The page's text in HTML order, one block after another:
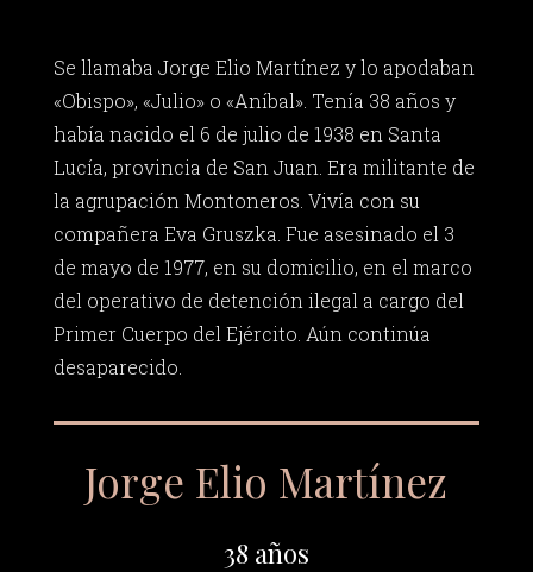
Se llamaba Jorge Elio Martínez y lo apodaban
«Obispo», «Julio» o «Aníbal». Tenía 38 años y
había nacido el 6 de julio de 1938 en Santa
Lucía, provincia de San Juan. Era militante de
la agrupación Montoneros. Vivía con su
compañera Eva Gruszka. Fue asesinado el 3
de mayo de 1977, en su domicilio, en el marco
del operativo de detención ilegal a cargo del
Primer Cuerpo del Ejército. Aún continúa
desaparecido.
Jorge Elio Martínez
38 años